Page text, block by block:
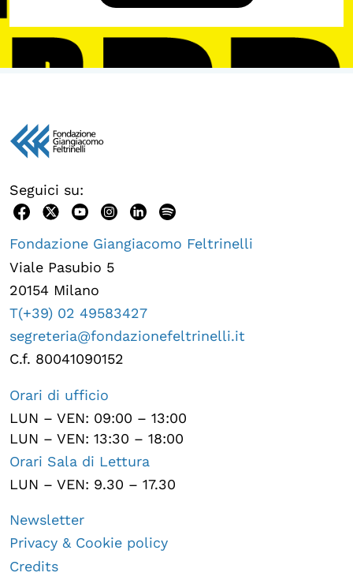
Seguici su:
Fondazione Giangiacomo Feltrinelli
Viale Pasubio 5
20154 Milano
T(+39) 02 49583427
segreteria@fondazionefeltrinelli.it
C.f. 80041090152
Orari di ufficio
LUN – VEN: 09:00 – 13:00
LUN – VEN: 13:30 – 18:00
Orari Sala di Lettura
LUN – VEN: 9.30 – 17.30
Newsletter
Privacy & Cookie policy
Credits